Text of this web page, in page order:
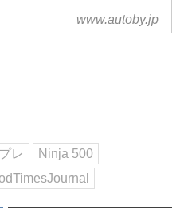
年モデルとして国内に導入
ばかりのNinja 500。今回
します。まずこの記事で
メインとした、日常におけ
勝手をレビューします。
www.autoby.jp
レ
Ninja 500